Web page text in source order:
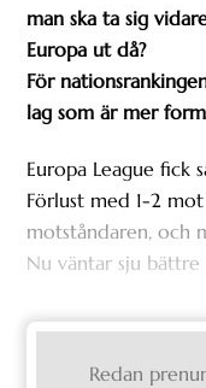
man ska ta sig
Europa ut då?
För
lag som är mer
Europa League fick
Förlust med 1-2
motståndaren, och
Nu väntar sju
Redan